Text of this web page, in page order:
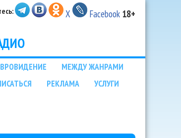
X Facebook 18+
МЕЖДУ ЖАНРАМИ
РЕКЛАМА
УСЛУГИ